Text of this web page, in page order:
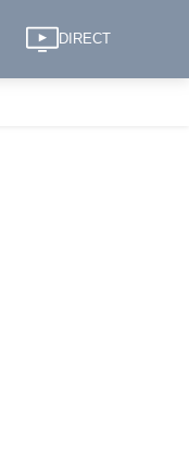
DIRECT